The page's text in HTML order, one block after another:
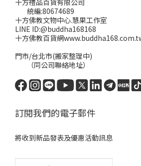
十方禮品百貨有限公司
統編:80674689
十方佛教文物中心.慧果工作室
LINE ID:@buddha168168
十方佛教百貨網
門市/台北市(搬家整理中)
（同公司聯絡地址）
訂閱我們的電子郵件
將收到新品發表及優惠活動訊息